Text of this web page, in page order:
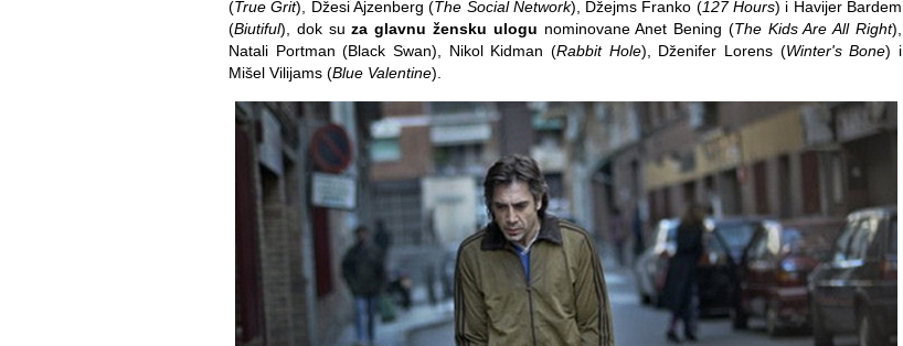
(True Grit), Džesi Ajzenberg (The Social Network), Džejms Franko (127 Hours) i Havijer Bardem
(Biutiful), dok suza glavnu žensku ulogu nominovane Anet Bening (The Kids Are All Right),
Natali Portman (Black Swan), Nikol Kidman (Rabbit Hole), Dženifer Lorens (Winter's Bone) i
Mišel Vilijams (Blue Valentine).